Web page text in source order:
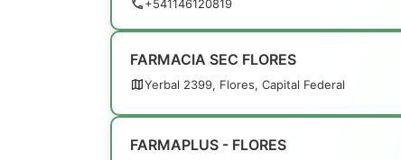
+541146120819
FARMACIA SEC FLORES
Yerbal 2399, Flores, Capital Federal
FARMAPLUS - FLORES